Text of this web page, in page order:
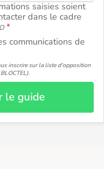
saisies soient
dans le cadre
communications de
inscrire sur la liste d'opposition
le guide